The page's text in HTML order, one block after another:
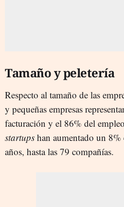
Tamaño y peletería
Respecto al tamaño de las
y pequeñas empresas
facturación y el 86% del
startups han aumentado un
años, hasta las 79 compañías.